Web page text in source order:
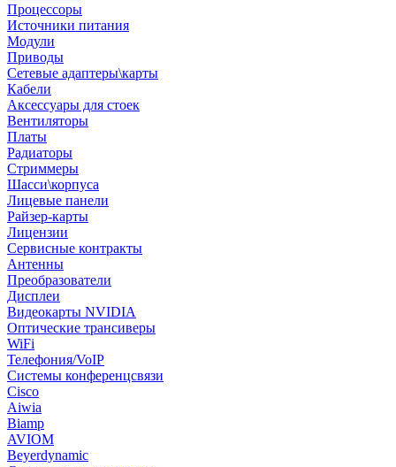
Процессоры
Источники питания
Модули
Приводы
Сетевые адаптеры\карты
Кабели
Аксессуары для стоек
Вентиляторы
Платы
Радиаторы
Стриммеры
Шасси\корпуса
Лицевые панели
Райзер-карты
Лицензии
Сервисные контракты
Антенны
Преобразователи
Дисплеи
Видеокарты NVIDIA
Оптические трансиверы
WiFi
Телефония/VoIP
Системы конференцсвязи
Cisco
Aiwia
Biamp
AVIOM
Beyerdynamic